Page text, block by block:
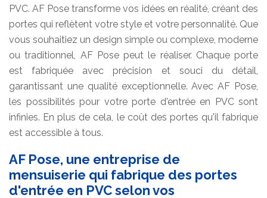
PVC. AF Pose transforme vos idées en réalité, créant des
portes qui reflètent votre style et votre personnalité. Que
vous souhaitiez un design simple ou complexe, moderne
ou traditionnel, AF Pose peut le réaliser. Chaque porte
est fabriquée avec précision et souci du détail,
garantissant une qualité exceptionnelle. Avec AF Pose,
les possibilités pour votre porte d'entrée en PVC sont
infinies. En plus de cela, le coût des portes qu'il fabrique
est accessible à tous.
AF Pose, une entreprise de
mensuiserie qui fabrique des portes
d'entrée en PVC selon vos